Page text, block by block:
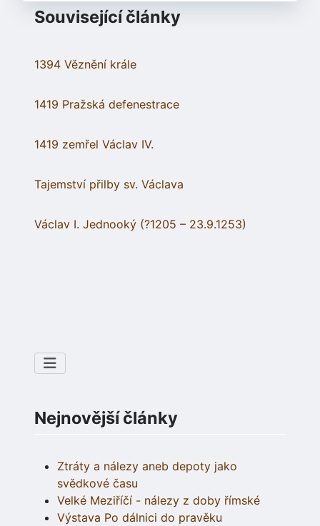
Související články
1394 Věznění krále
1419 Pražská defenestrace
1419 zemřel Václav IV.
Tajemství přilby sv. Václava
Václav I. Jednooký (?1205 – 23.9.1253)
Nejnovější články
Ztráty a nálezy aneb depoty jako
svědkové času
Velké Meziříčí - nálezy z doby římské
Výstava Po dálnici do pravěku